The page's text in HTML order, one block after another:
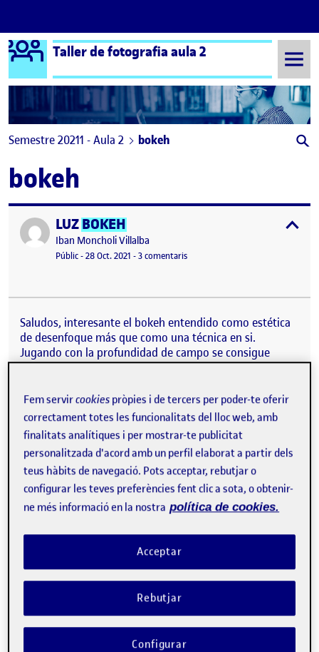
Saltar al contingut
Logo Ágora
Taller de fotografia aula 2
Semestre 20211 - Aula 2 bokeh
bokeh
Publicat perLUZBOKEH
Publicat per
Iban Moncholi Villalba
Visibilitat:
Públic-Data de publicació
28 Oct. 2021 28 octubre, 2021 10:57 am
-3 comentarisa LUZ
Saludos, interesante el bokeh entendido como estética
de desenfoque más que como una técnica en si.
Jugando con la profundidad de campo se consigue
efectos muy interesantes, a mi me interesan mucho los
diafragma se consigue distintos prismas de luz, y hay
que elegir el de mejor resultado.
Dejo algunos ejemplos que he estado practicando para
la PEC2.
Nos leemos y ahora vemos¡¡¡
Fem servircookies pròpies i de tercers per poder-te oferir
correctament totes les funcionalitats del lloc web, amb
finalitats analítiques i per mostrar-te publicitat
personalitzada d'acord amb un perfil elaborat a partir dels
teus hàbits de navegació. Pots acceptar, rebutjar o
configurar les teves preferències fent clic a sota, o obtenir-
ne més informació en la nostra política de cookies.
Rebutjar
Acceptar
Configurar